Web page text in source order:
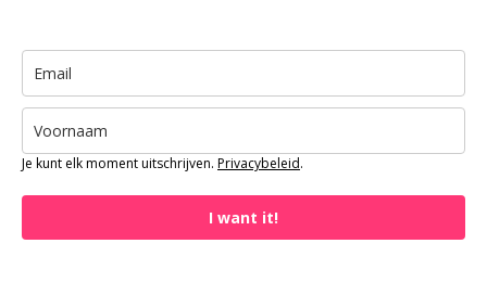
Je kunt elk moment uitschrijven. Privacybeleid.
I want it!